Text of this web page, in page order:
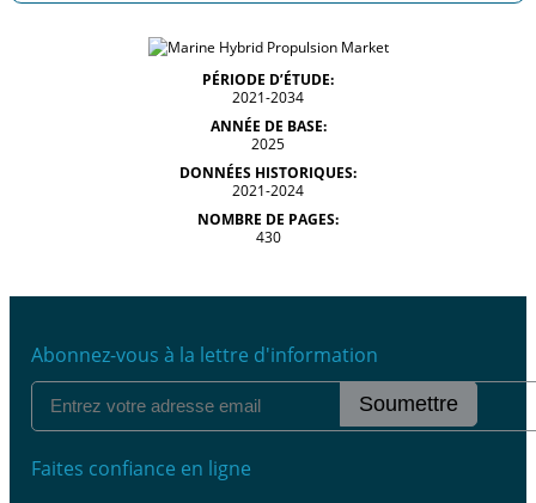
PÉRIODE D’ÉTUDE:
2021-2034
ANNÉE DE BASE:
2025
DONNÉES HISTORIQUES:
2021-2024
NOMBRE DE PAGES:
430
Abonnez-vous à la lettre d'information
Soumettre
Faites confiance en ligne